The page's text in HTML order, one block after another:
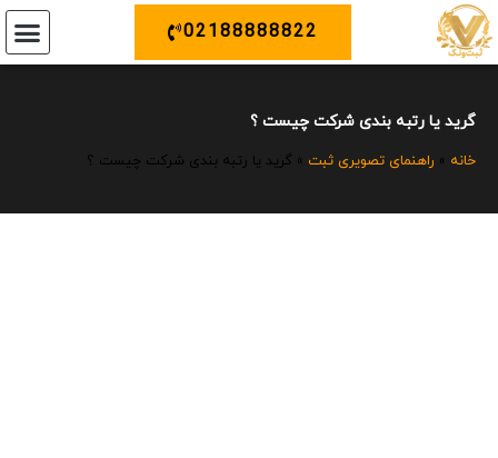
02188888822
گرید یا رتبه بندی شرکت چیست ؟
خانه » راهنمای تصویری ثبت » گرید یا رتبه بندی شرکت چیست ؟